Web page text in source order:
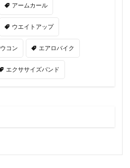
アームカール
ウエイトアップ
ウコン エアロバイク
エクササイズバンド